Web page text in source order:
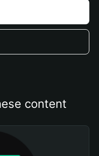
content